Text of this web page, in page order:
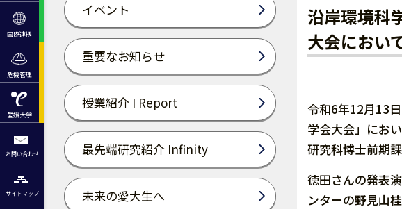
国際連携
危機管理
愛媛大学
お問い合わせ
サイトマップ
イベント
重要なお知らせ
授業紹介 I Report
最先端研究紹介 Infinity
未来の愛大生へ
沿岸環境科
大会におい
令和6年12月13
学会大会」にお
研究科博士前期
徳田さんの発表
ンターの野見山